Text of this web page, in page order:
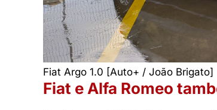
Fiat Argo 1.0 [Auto+ / João Brigato]
Fiat e Alfa Romeo